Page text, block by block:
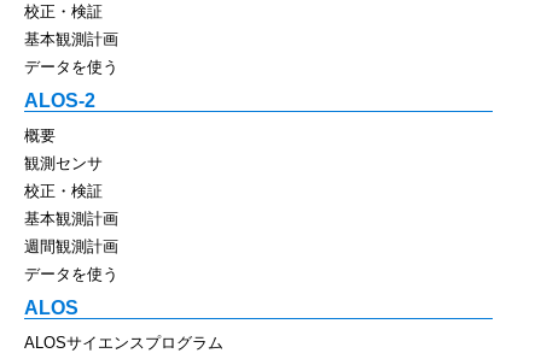
校正・検証
基本観測計画
データを使う
ALOS-2
概要
観測センサ
校正・検証
基本観測計画
週間観測計画
データを使う
ALOS
ALOSサイエンスプログラム